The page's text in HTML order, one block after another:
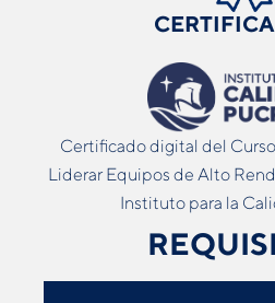
Certiﬁcado digital del
Liderar Equipos de Alto
Instituto para la